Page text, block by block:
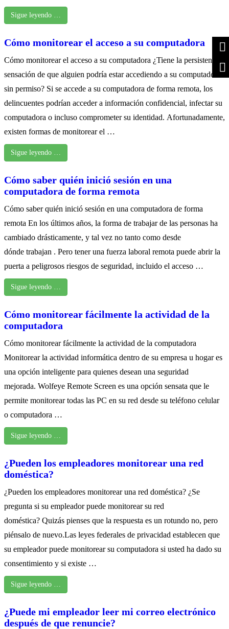
Sigue leyendo …
Cómo monitorear el acceso a su computadora
Cómo monitorear el acceso a su computadora ¿Tiene la persistente
sensación de que alguien podría estar accediendo a su computadora
sin permiso? Si se accede a su computadora de forma remota, los
delincuentes podrían acceder a información confidencial, infectar su
computadora o incluso comprometer su identidad. Afortunadamente,
existen formas de monitorear el …
Sigue leyendo …
Cómo saber quién inició sesión en una
computadora de forma remota
Cómo saber quién inició sesión en una computadora de forma
remota En los últimos años, la forma de trabajar de las personas ha
cambiado drásticamente, y tal vez no tanto como desde
dónde trabajan . Pero tener una fuerza laboral remota puede abrir la
puerta a peligrosos riesgos de seguridad, incluido el acceso …
Sigue leyendo …
Cómo monitorear fácilmente la actividad de la
computadora
Cómo monitorear fácilmente la actividad de la computadora
Monitorear la actividad informática dentro de su empresa u hogar es
una opción inteligente para quienes desean una seguridad
mejorada. Wolfeye Remote Screen es una opción sensata que le
permite monitorear todas las PC en su red desde su teléfono celular
o computadora …
Sigue leyendo …
¿Pueden los empleadores monitorear una red
doméstica?
¿Pueden los empleadores monitorear una red doméstica? ¿Se
pregunta si su empleador puede monitorear su red
doméstica? Quizás pienses que la respuesta es un rotundo no, pero
piénsalo de nuevo.Las leyes federales de privacidad establecen que
su empleador puede monitorear su computadora si usted ha dado su
consentimiento y si existe …
Sigue leyendo …
¿Puede mi empleador leer mi correo electrónico
después de que renuncie?